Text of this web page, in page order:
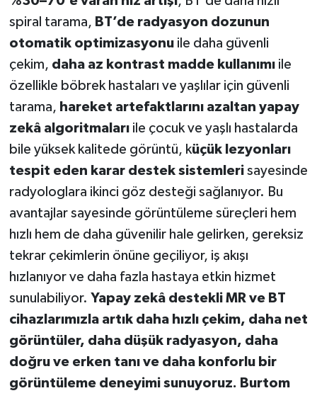
spiral tarama, BT’de radyasyon dozunun
otomatik optimizasyonu ile daha güvenli
çekim, daha az kontrast madde kullanımı ile
özellikle böbrek hastaları ve yaşlılar için güvenli
tarama, hareket artefaktlarını azaltan yapay
zekâ algoritmalarıile çocuk ve yaşlı hastalarda
bile yüksek kalitede görüntü, küçük lezyonları
tespit eden karar destek sistemlerisayesinde
radyologlara ikinci göz desteği sağlanıyor. Bu
avantajlar sayesinde görüntüleme süreçleri hem
hızlı hem de daha güvenilir hale gelirken, gereksiz
tekrar çekimlerin önüne geçiliyor, iş akışı
hızlanıyor ve daha fazla hastaya etkin hizmet
sunulabiliyor. Yapay zekâ destekli MR ve BT
cihazlarımızla artık daha hızlı çekim, daha net
görüntüler, daha düşük radyasyon, daha
doğru ve erken tanı ve daha konforlu bir
görüntüleme deneyimi sunuyoruz. Burtom